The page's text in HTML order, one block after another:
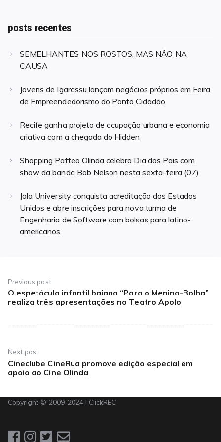
posts recentes
SEMELHANTES NOS ROSTOS, MAS NÃO NA
CAUSA
Jovens de Igarassu lançam negócios próprios em Feira
de Empreendedorismo do Ponto Cidadão
Recife ganha projeto de ocupação urbana e economia
criativa com a chegada do Hidden
Shopping Patteo Olinda celebra Dia dos Pais com
show da banda Bob Nelson nesta sexta-feira (07)
Jala University conquista acreditação dos Estados
Unidos e abre inscrições para nova turma de
Engenharia de Software com bolsas para latino-
americanos
de
Post
Previous post
Previous
post:
O espetáculo infantil baiano “Para o Menino-Bolha”
realiza três apresentações no Teatro Apolo
Next post
Next
post:
Cineclube CineRua promove edição especial em
apoio ao Cine Olinda
Copyright © 2009-2024 | ClickREC